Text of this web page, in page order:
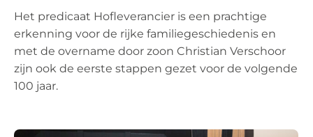
Het predicaat Hofleverancier is een prachtige
erkenning voor de rijke familiegeschiedenis en
met de overname door zoon Christian Verschoor
zijn ook de eerste stappen gezet voor de volgende
100 jaar.